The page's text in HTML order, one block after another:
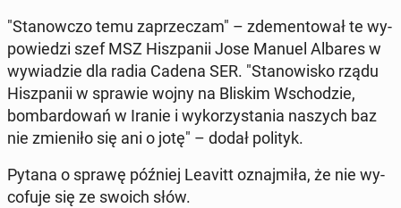
"Sta­now­czo temu za­prze­czam" – zde­men­to­wał te wy­
po­wie­dzi szef MSZ Hisz­pa­nii Jose Manuel Albares w
wy­wia­dzie dla radia Cadena SER. "Sta­no­wi­sko rządu
Hisz­pa­nii w sprawie wojny na Bliskim Wscho­dzie,
bom­bar­do­wań w Iranie i wy­ko­rzy­sta­nia naszych baz
nie zmie­ni­ło się ani o jotę" – dodał polityk.
Pytana o sprawę później Leavitt oznaj­mi­ła, że nie wy­
co­fu­je się ze swoich słów.